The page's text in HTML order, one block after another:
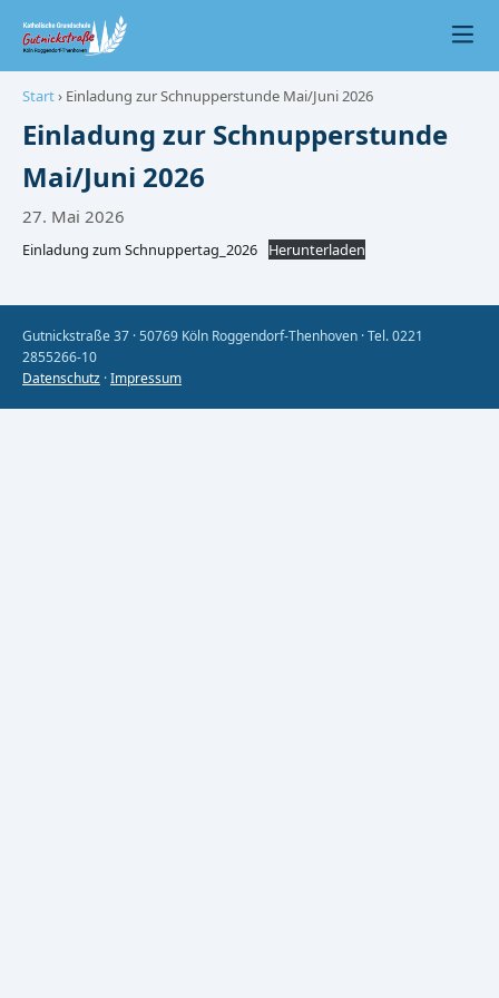
Start› Einladung zur Schnupperstunde Mai/Juni 2026
Einladung zur Schnupperstunde
Mai/Juni 2026
27. Mai 2026
Einladung zum Schnuppertag_2026 Herunterladen
Gutnickstraße 37 · 50769 Köln Roggendorf-Thenhoven · Tel. 0221
2855266-10
Datenschutz ·Impressum